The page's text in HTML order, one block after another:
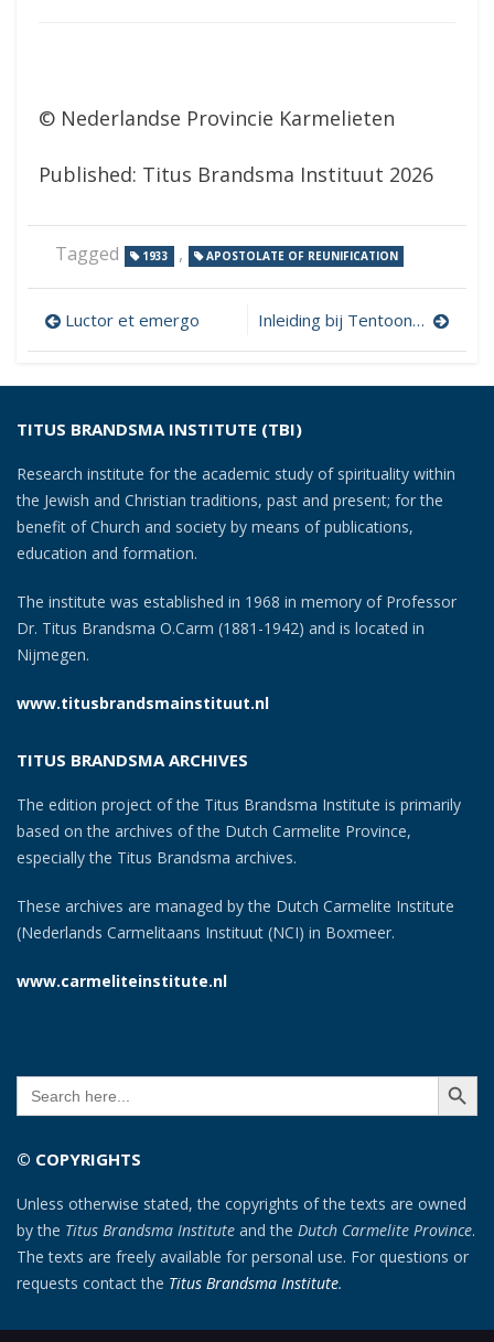
© Nederlandse Provincie Karmelieten
Published: Titus Brandsma Instituut 2026
Tagged 1933 , APOSTOLATE OF REUNIFICATION
Post
navigation
Luctor et emergo Inleiding bij Tentoonstelling Naai- en Breiwerk v. Armen
TITUS BRANDSMA INSTITUTE (TBI)
Research institute for the academic study of spirituality within
the Jewish and Christian traditions, past and present; for the
benefit of Church and society by means of publications,
education and formation.
The institute was established in 1968 in memory of Professor
Dr. Titus Brandsma O.Carm (1881-1942) and is located in
Nijmegen.
www.titusbrandsmainstituut.nl
TITUS BRANDSMA ARCHIVES
The edition project of the Titus Brandsma Institute is primarily
based on the archives of the Dutch Carmelite Province,
especially the Titus Brandsma archives.
These archives are managed by the Dutch Carmelite Institute
(Nederlands Carmelitaans Instituut (NCI) in Boxmeer.
www.carmeliteinstitute.nl
Search
for:
SEARCH
© COPYRIGHTS
Unless otherwise stated, the copyrights of the texts are owned
by the Titus Brandsma Institute and the Dutch Carmelite Province.
The texts are freely available for personal use. For questions or
requests contact the Titus Brandsma Institute.